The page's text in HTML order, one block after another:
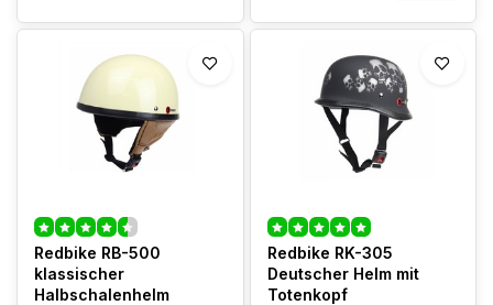
Redbike RB-500
klassischer
Halbschalenhelm
Redbike RK-305
Deutscher Helm mit
Totenkopf